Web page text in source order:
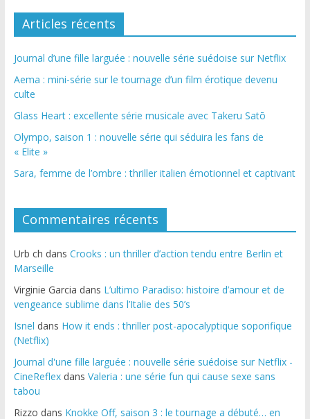
Articles récents
Journal d’une fille larguée : nouvelle série suédoise sur Netflix
Aema : mini-série sur le tournage d’un film érotique devenu
culte
Glass Heart : excellente série musicale avec Takeru Satō
Olympo, saison 1 : nouvelle série qui séduira les fans de
« Elite »
Sara, femme de l’ombre : thriller italien émotionnel et captivant
Commentaires récents
Urb ch dans Crooks : un thriller d’action tendu entre Berlin et
Marseille
Virginie Garcia dans L’ultimo Paradiso: histoire d’amour et de
vengeance sublime dans l’Italie des 50’s
Isnel dans How it ends : thriller post-apocalyptique soporifique
(Netflix)
Journal d'une fille larguée : nouvelle série suédoise sur Netflix -
CineReflexdans Valeria : une série fun qui cause sexe sans
tabou
Rizzo dans Knokke Off, saison 3 : le tournage a débuté… en